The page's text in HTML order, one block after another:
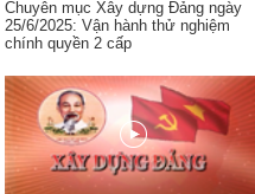
Chuyên mục Xây dựng Đảng ngày
25/6/2025: Vận hành thử nghiệm
chính quyền 2 cấp